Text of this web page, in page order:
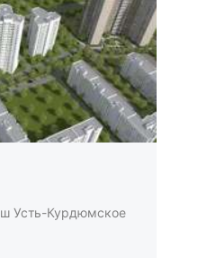
ш Усть-Курдюмское